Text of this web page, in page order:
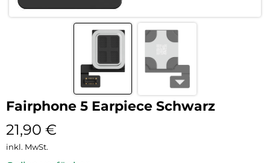
Fairphone 5 Earpiece Schwarz
21,90 €
inkl. MwSt.